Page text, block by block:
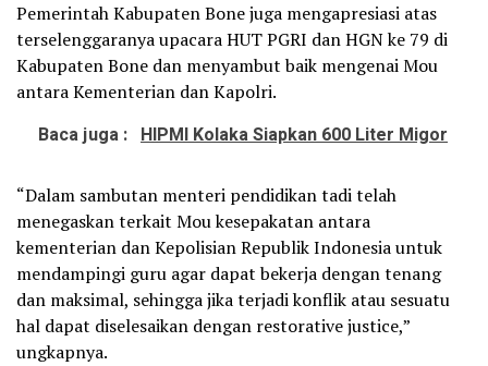
Pemerintah Kabupaten Bone juga mengapresiasi atas
terselenggaranya upacara HUT PGRI dan HGN ke 79 di
Kabupaten Bone dan menyambut baik mengenai Mou
antara Kementerian dan Kapolri.
Baca juga : HIPMI Kolaka Siapkan 600 Liter Migor
“Dalam sambutan menteri pendidikan tadi telah
menegaskan terkait Mou kesepakatan antara
kementerian dan Kepolisian Republik Indonesia untuk
mendampingi guru agar dapat bekerja dengan tenang
dan maksimal, sehingga jika terjadi konflik atau sesuatu
hal dapat diselesaikan dengan restorative justice,”
ungkapnya.